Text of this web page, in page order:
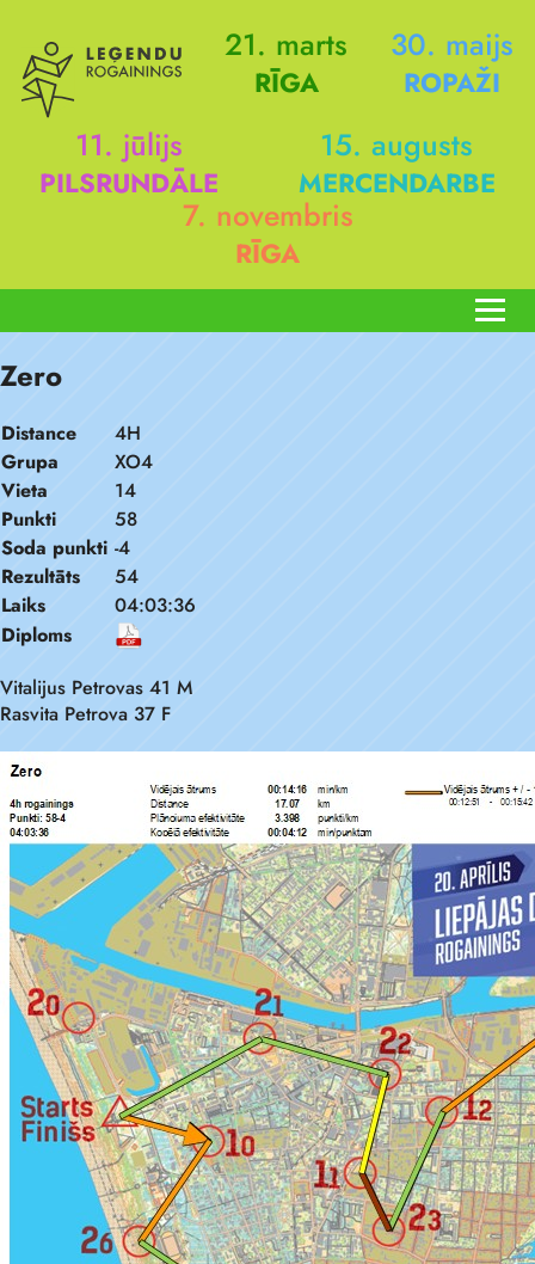
21. marts
RĪGA
30. maijs
ROPAŽI
11. jūlijs
PILSRUNDĀLE
15. augusts
MERCENDARBE
7. novembris
RĪGA
Zero
Distance
4H
Grupa
XO4
Vieta
14
Punkti
58
Soda punkti -4
Rezultāts
54
Laiks
04:03:36
Diploms
Vitalijus Petrovas 41 M
Rasvita Petrova 37 F